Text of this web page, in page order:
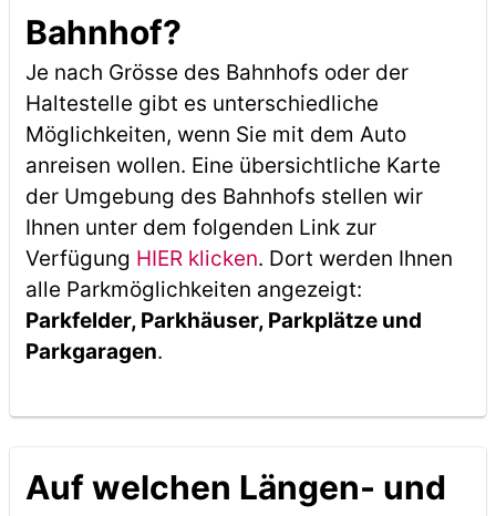
Bahnhof?
Je nach Grösse des Bahnhofs oder der
Haltestelle gibt es unterschiedliche
Möglichkeiten, wenn Sie mit dem Auto
anreisen wollen. Eine übersichtliche Karte
der Umgebung des Bahnhofs stellen wir
Ihnen unter dem folgenden Link zur
Verfügung HIER klicken. Dort werden Ihnen
alle Parkmöglichkeiten angezeigt:
Parkfelder, Parkhäuser, Parkplätze und
Parkgaragen.
Auf welchen Längen- und